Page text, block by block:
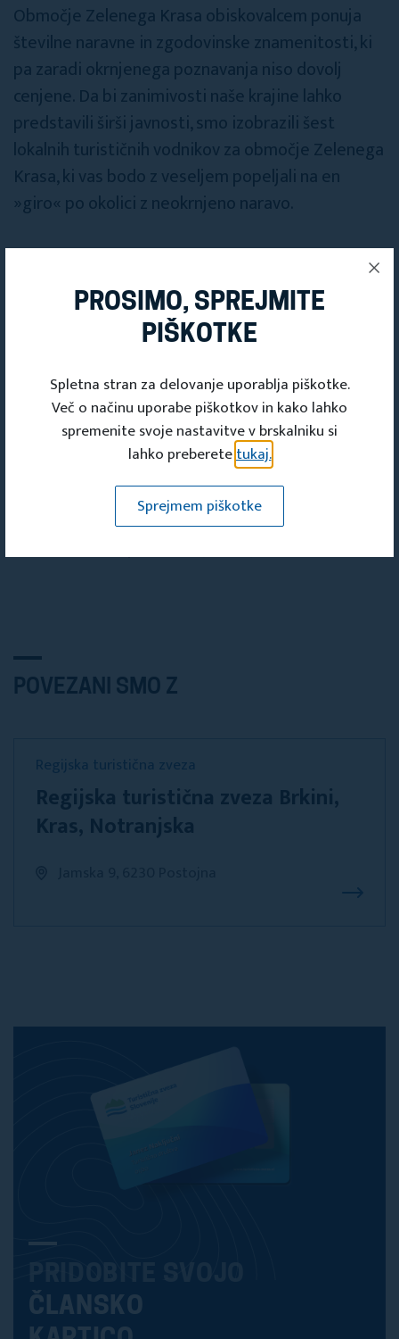
Območje Zelenega Krasa obiskovalcem ponuja
številne naravne in zgodovinske znamenitosti, ki
pa zaradi okrnjenega poznavanja niso dovolj
cenjene. Da bi zanimivosti naše krajine lahko
predstavili širši javnosti, smo izobrazili šest
lokalnih turističnih vodnikov za območje Zelenega
Krasa, ki vas bodo z veseljem popeljali na en
»giro« po okolici z neokrnjeno naravo.
Turistična društva
POVEZANI SMO Z
Regijska turistična zveza
Regijska turistična zveza Brkini,
Kras, Notranjska
ČLANSKO
PROSIMO, SPREJMITE
PIŠKOTKE
Spletna stran za delovanje uporablja piškotke.
Več o načinu uporabe piškotkov in kako lahko
spremenite svoje nastavitve v brskalniku si
lahko preberetetukaj.
Sprejmem piškotke